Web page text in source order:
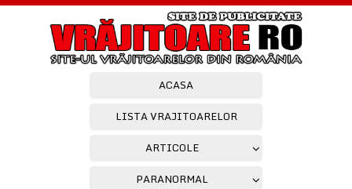
ACASA
LISTA VRAJITOARELOR
ARTICOLE
PARANORMAL